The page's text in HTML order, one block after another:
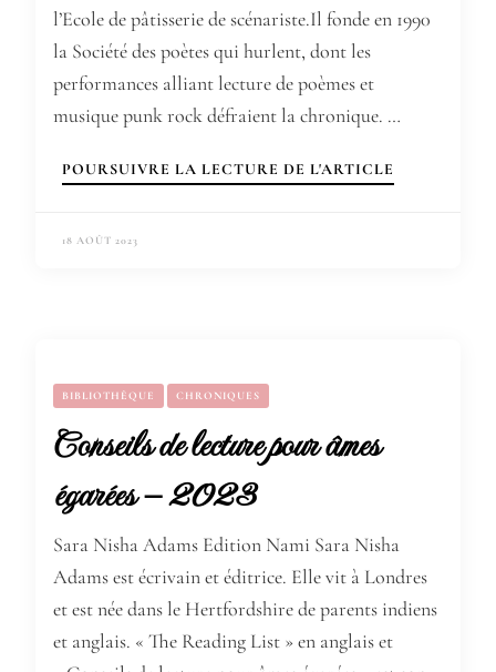
l’Ecole de pâtisserie de scénariste.Il fonde en 1990
la Société des poètes qui hurlent, dont les
performances alliant lecture de poèmes et
musique punk rock défraient la chronique. …
POURSUIVRE LA LECTURE DE L'ARTICLE
18 AOÛT 2023
BIBLIOTHÈQUE CHRONIQUES
Conseils de lecture pour âmes
égarées – 2023
Sara Nisha Adams Edition Nami Sara Nisha
Adams est écrivain et éditrice. Elle vit à Londres
et est née dans le Hertfordshire de parents indiens
et anglais. « The Reading List » en anglais et